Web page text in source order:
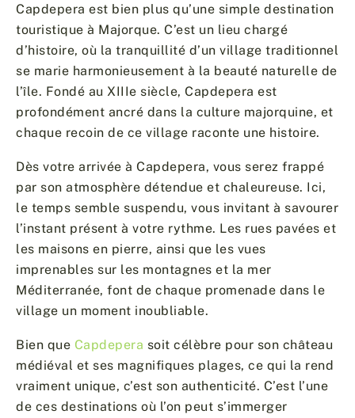
Capdepera est bien plus qu’une simple destination
touristique à Majorque. C’est un lieu chargé
d’histoire, où la tranquillité d’un village traditionnel
se marie harmonieusement à la beauté naturelle de
l’île. Fondé au XIIIe siècle, Capdepera est
profondément ancré dans la culture majorquine, et
chaque recoin de ce village raconte une histoire.
Dès votre arrivée à Capdepera, vous serez frappé
par son atmosphère détendue et chaleureuse. Ici,
le temps semble suspendu, vous invitant à savourer
l’instant présent à votre rythme. Les rues pavées et
les maisons en pierre, ainsi que les vues
imprenables sur les montagnes et la mer
Méditerranée, font de chaque promenade dans le
village un moment inoubliable.
Bien que Capdepera soit célèbre pour son château
médiéval et ses magnifiques plages, ce qui la rend
vraiment unique, c’est son authenticité. C’est l’une
de ces destinations où l’on peut s’immerger